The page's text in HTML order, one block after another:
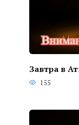
Завтра в
155